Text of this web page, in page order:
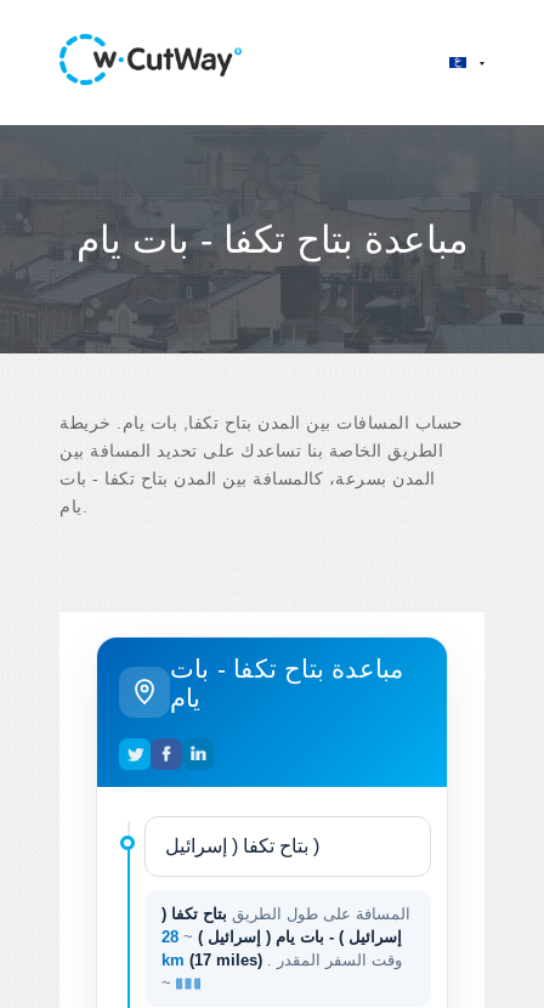
مباعدة بتاح تكفا - بات يام
حساب المسافات بين المدن بتاح تكفا, بات يام. خريطة
الطريق الخاصة بنا تساعدك على تحديد المسافة بين
المدن بسرعة، كالمسافة بين المدن بتاح تكفا - بات
مباعدة بتاح تكفا - بات
يام
المسافة على طول الطريق بتاح تكفا (
إسرائيل ) - بات يام ( إسرائيل ) ~
28
km (17 miles)
~